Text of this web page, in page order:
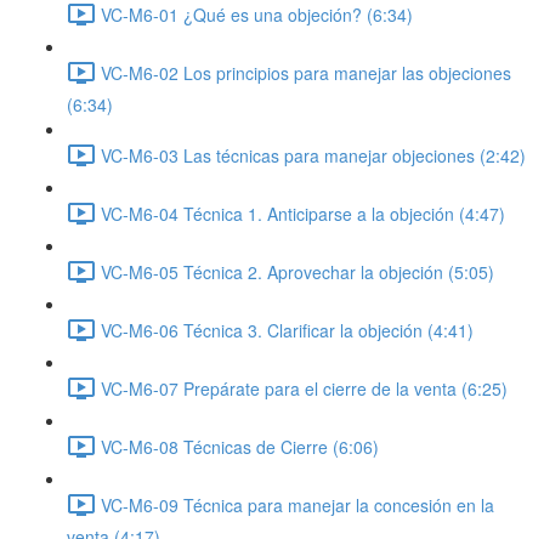
VC-M6-01 ¿Qué es una objeción? (6:34)
VC-M6-02 Los principios para manejar las objeciones
(6:34)
VC-M6-03 Las técnicas para manejar objeciones (2:42)
VC-M6-04 Técnica 1. Anticiparse a la objeción (4:47)
VC-M6-05 Técnica 2. Aprovechar la objeción (5:05)
VC-M6-06 Técnica 3. Clarificar la objeción (4:41)
VC-M6-07 Prepárate para el cierre de la venta (6:25)
VC-M6-08 Técnicas de Cierre (6:06)
VC-M6-09 Técnica para manejar la concesión en la